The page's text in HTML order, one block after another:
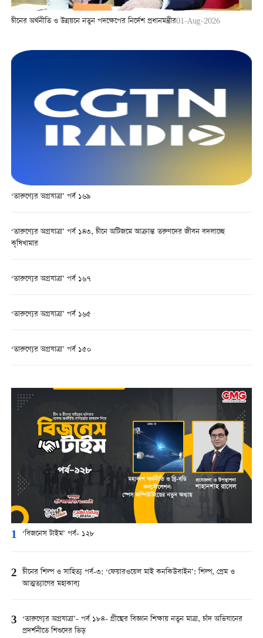
চীনের অর্থনীতি ও উন্নয়নে নতুন পদক্ষেপের নির্দেশ প্রধানমন্ত্রীর01-Aug-2026
‘তারুণ্যের অগ্রযাত্রা’ পর্ব ১৬৯
‘তারুণ্যের অগ্রযাত্রা’ পর্ব ১৪৩, চীনে অটিজমে আক্রান্ত তরুণদের জীবন বদলাচ্ছে
কৃষিখামার
‘তারুণ্যের অগ্রযাত্রা’ পর্ব ১৬৭
‘তারুণ্যের অগ্রযাত্রা’ পর্ব ১৬৫
‘তারুণ্যের অগ্রযাত্রা’ পর্ব ১৫০
1 ‘বিজনেস টাইম’ পর্ব- ১২৮
2 চীনের শিল্প ও সাহিত্য পর্ব-৩: ‘ফেয়ারওয়েল মাই কনকিউবাইন’: শিল্প, প্রেম ও
আত্মত্যাগের মহাকাব্য
3 ‘তারুণ্যের অগ্রযাত্রা’- পর্ব ১৮৪- গ্রীষ্মের বিজ্ঞান শিক্ষায় নতুন মাত্রা, চাঁদ অভিযানের
প্রদর্শনীতে শিশুদের ভিড়